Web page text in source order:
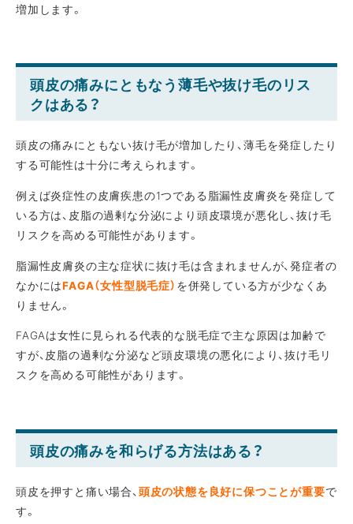
増加します。
頭皮の痛みにともなう薄毛や抜け毛のリス
クはある？
頭皮の痛みにともない抜け毛が増加したり、薄毛を発症したり
する可能性は十分に考えられます。
例えば炎症性の皮膚疾患の1つである脂漏性皮膚炎を発症して
いる方は、皮脂の過剰な分泌により頭皮環境が悪化し、抜け毛
リスクを高める可能性があります。
脂漏性皮膚炎の主な症状に抜け毛は含まれませんが、発症者の
なかにはFAGA（女性型脱毛症） を併発している方が少なくあ
りません。
FAGAは女性に見られる代表的な脱毛症で主な原因は加齢で
すが、皮脂の過剰な分泌など頭皮環境の悪化により、抜け毛リ
スクを高める可能性があります。
頭皮の痛みを和らげる方法はある？
頭皮を押すと痛い場合、 頭皮の状態を良好に保つことが重要で
す。